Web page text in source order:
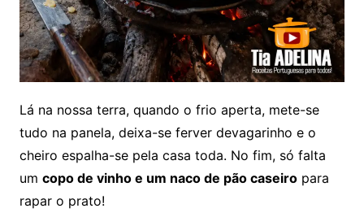
Lá na nossa terra, quando o frio aperta, mete-se
tudo na panela, deixa-se ferver devagarinho e o
cheiro espalha-se pela casa toda. No fim, só falta
um copo de vinho e um naco de pão caseiropara
rapar o prato!